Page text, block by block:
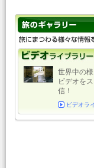
世界中の
ビデオを
信！
ビデオラ